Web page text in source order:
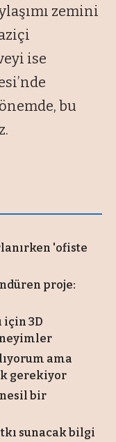
zemini
ise
bu
'ofiste
proje:
için 3D
ama
gerekiyor
nesil bir
sunacak bilgi